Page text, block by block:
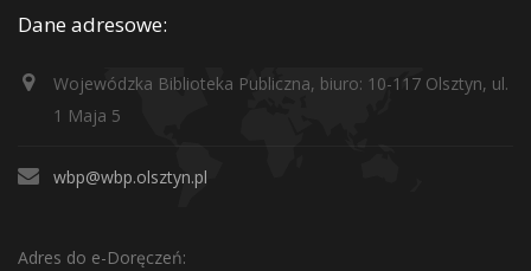
Dane adresowe:
Wojewódzka Biblioteka Publiczna, biuro: 10-117 Olsztyn, ul.
1 Maja 5
wbp@wbp.olsztyn.pl
Adres do e-Doręczeń: